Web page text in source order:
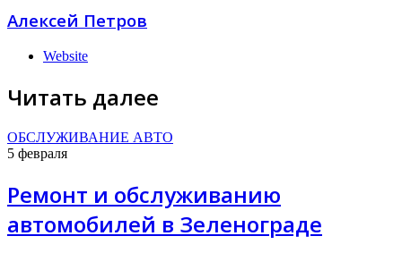
Алексей Петров
Website
Читать далее
ОБСЛУЖИВАНИЕ АВТО
5 февраля
Ремонт и обслуживанию
автомобилей в Зеленограде